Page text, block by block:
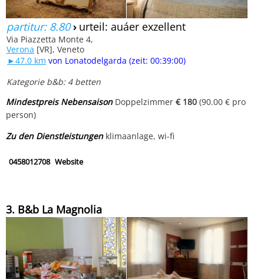
partitur: 8.80› urteil: auáer exzellent
Via Piazzetta Monte 4,
Verona [VR], Veneto
►47.0 km von Lonatodelgarda (zeit: 00:39:00)
Kategorie b&b: 4 betten
Mindestpreis NebensaisonDoppelzimmer€ 180 (90.00 € pro
person)
Zu den Dienstleistungenklimaanlage, wi-fi
0458012708 Website
3. B&b La Magnolia